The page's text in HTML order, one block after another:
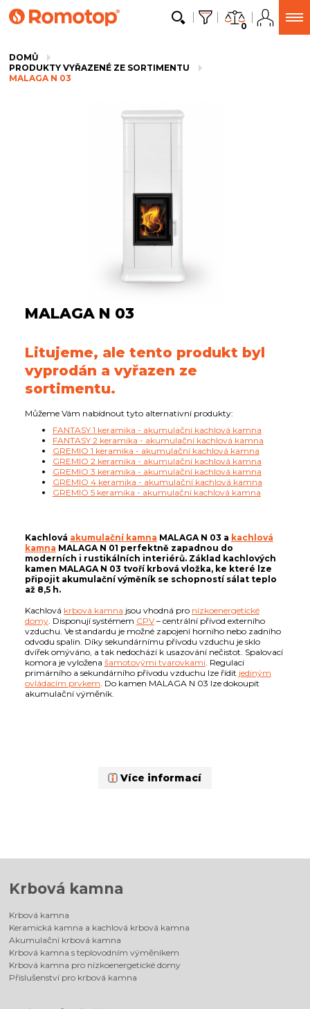
0
DOMŮ
PRODUKTY VYŘAZENÉ ZE SORTIMENTU
MALAGA N 03
MALAGA N 03
Litujeme, ale tento produkt byl
vyprodán a vyřazen ze
sortimentu.
Můžeme Vám nabídnout tyto alternativní produkty:
FANTASY 1 keramika - akumulační kachlová kamna
FANTASY 2 keramika - akumulační kachlová kamna
GREMIO 1 keramika - akumulační kachlová kamna
GREMIO 2 keramika - akumulační kachlová kamna
GREMIO 3 keramika - akumulační kachlová kamna
GREMIO 4 keramika - akumulační kachlová kamna
GREMIO 5 keramika - akumulační kachlová kamna
Kachlová akumulační kamna MALAGA N 03 a kachlová
kamna MALAGA N 01 perfektně zapadnou do
moderních i rustikálních interiérů. Základ kachlových
kamen MALAGA N 03 tvoří krbová vložka, ke které lze
připojit akumulační výměník se schopností sálat teplo
až 8,5 h.
Kachlová krbová kamna jsou vhodná pro nízkoenergetické
domy. Disponují systémem CPV– centrální přívod externího
vzduchu. Ve standardu je možné zapojení horního nebo zadního
odvodu spalin. Díky sekundárnímu přívodu vzduchu je sklo
dvířek omýváno, a tak nedochází k usazování nečistot. Spalovací
komora je vyložena šamotovými tvarovkami . Regulaci
primárního a sekundárního přívodu vzduchu lze řídit jediným
ovládacím prvkem . Do kamen MALAGA N 03 lze dokoupit
akumulační výměník.
Více informací
Krbová kamna
Krbová kamna
Keramická kamna a kachlová krbová kamna
Akumulační krbová kamna
Krbová kamna s teplovodním výměníkem
Krbová kamna pro nízkoenergetické domy
Příslušenství pro krbová kamna